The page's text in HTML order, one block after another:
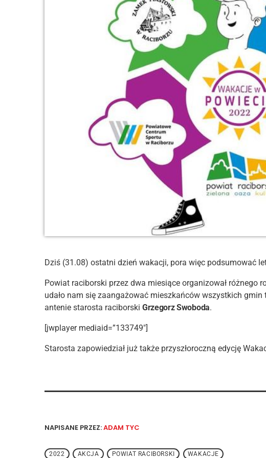
Dziś (31.08) ostatni dzień wakacji, pora więc podsumować
Powiat raciborski przez dwa miesiące organizował różnego
udało nam się zaangażować mieszkańców wszystkich
antenie starosta raciborski Grzegorz Swoboda.
[jwplayer mediaid=”133749″]
Starosta zapowiedział już także przyszłoroczną edycję
NAPISANE PRZEZ:ADAM TYC
2022 AKCJA POWIAT RACIBORSKI WAKACJE